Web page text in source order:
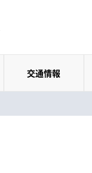
交通情報